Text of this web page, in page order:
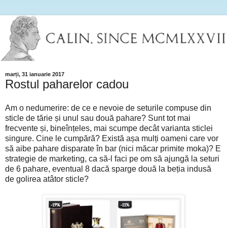
marți, 31 ianuarie 2017
Rostul paharelor cadou
Am o nedumerire: de ce e nevoie de seturile compuse din
sticle de tărie și unul sau două pahare? Sunt tot mai
frecvente și, bineînțeles, mai scumpe decât varianta sticlei
singure. Cine le cumpără? Există așa mulți oameni care vor
să aibe pahare disparate în bar (nici măcar primite moka)? E
strategie de marketing, ca să-l faci pe om să ajungă la seturi
de 6 pahare, eventual 8 dacă sparge două la beția indusă
de golirea atâtor sticle?